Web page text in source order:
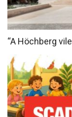
“A Höchberg